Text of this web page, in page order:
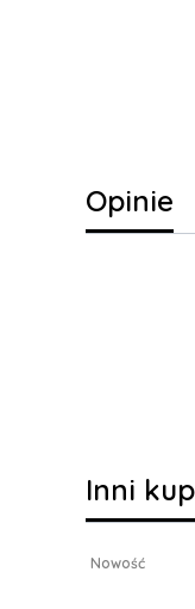
Opinie
Inni
Nowość